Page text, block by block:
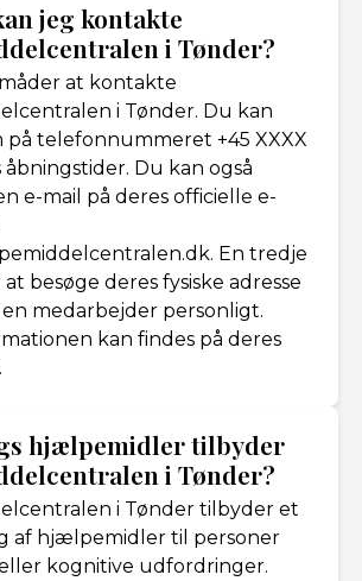
jeg kontakte
i Tønder?
at kontakte
i Tønder. Du kan
på telefonnummeret +45 XXXX
åbningstider. Du kan også
e-mail på deres officielle e-
En tredje
besøge deres fysiske adresse
medarbejder personligt.
kan findes på deres
hjælpemidler tilbyder
i Tønder?
i Tønder tilbyder et
af hjælpemidler til personer
kognitive udfordringer.